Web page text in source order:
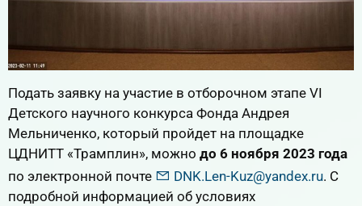
Подать заявку на участие в отборочном этапе VI
Детского научного конкурса Фонда Андрея
Мельниченко, который пройдет на площадке
ЦДНИТТ «Трамплин», можно до 6 ноября 2023 года
по электронной почте
DNK.Len-Kuz@yandex.ru. С
подробной информацией об условиях